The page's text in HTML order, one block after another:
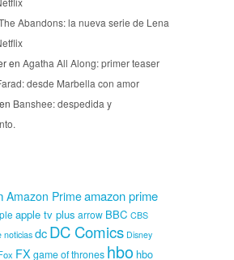
Abandons: la nueva serie de Lena
en Agatha All Along: primer teaser
desde Marbella con amor
en Banshee: despedida y
Amazon Primeamazon prime
apple tv plus arrow BBC CBS
noticiasdcDC Comics Disney
FX game of thrones hbo hbo